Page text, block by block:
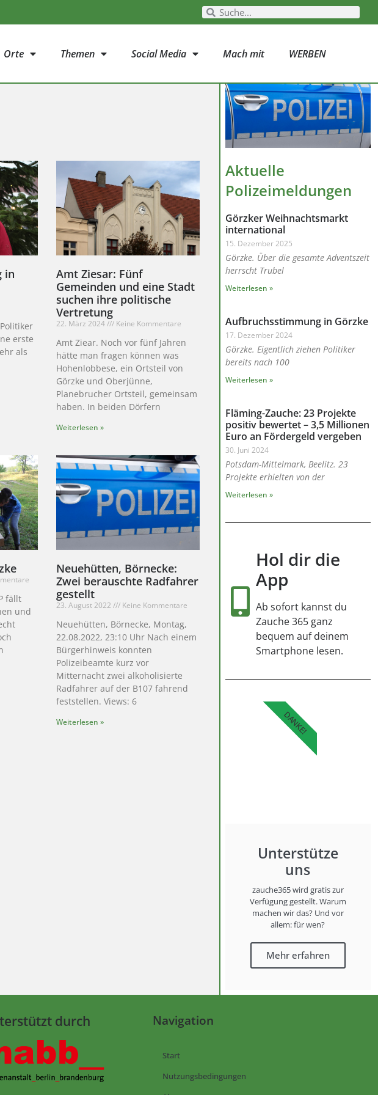
Orte Themen Social Media Mach mit WERBEN
in
erste
als
Amt Ziesar: Fünf
Gemeinden und eine Stadt
suchen ihre politische
Vertretung
22. März 2024 Keine Kommentare
Amt Ziear. Noch vor fünf Jahren
hätte man fragen können was
Hohenlobbese, ein Ortsteil von
Görzke und Oberjünne,
Planebrucher Ortsteil, gemeinsam
haben. In beiden Dörfern
Weiterlesen »
fällt
und
Neuehütten, Börnecke:
Zwei berauschte Radfahrer
gestellt
23. August 2022 Keine Kommentare
Neuehütten, Börnecke, Montag,
22.08.2022, 23:10 Uhr Nach einem
Bürgerhinweis konnten
Polizeibeamte kurz vor
Mitternacht zwei alkoholisierte
Radfahrer auf der B107 fahrend
feststellen. Views: 6
Weiterlesen »
Aktuelle
Polizeimeldungen
Görzker Weihnachtsmarkt
international
15. Dezember 2025
Görzke. Über die gesamte Adventszeit
herrscht Trubel
Weiterlesen »
Aufbruchsstimmung in Görzke
17. Dezember 2024
Görzke. Eigentlich ziehen Politiker
bereits nach 100
Weiterlesen »
Fläming-Zauche: 23 Projekte
positiv bewertet – 3,5 Millionen
Euro an Fördergeld vergeben
30. Juni 2024
Potsdam-Mittelmark, Beelitz. 23
Projekte erhielten von der
Weiterlesen »
Hol dir die
App
Ab sofort kannst du
Zauche 365 ganz
bequem auf deinem
Smartphone lesen.
Unterstütze
uns
zauche365 wird gratis zur
Verfügung gestellt. Warum
machen wir das? Und vor
allem: für wen?
Mehr erfahren
DANKE!
durch Navigation
Start
Nutzungsbedingungen